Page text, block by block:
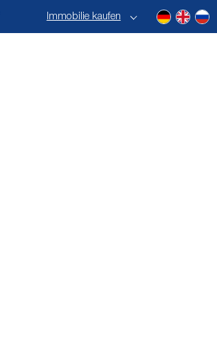
Immobilie kaufen